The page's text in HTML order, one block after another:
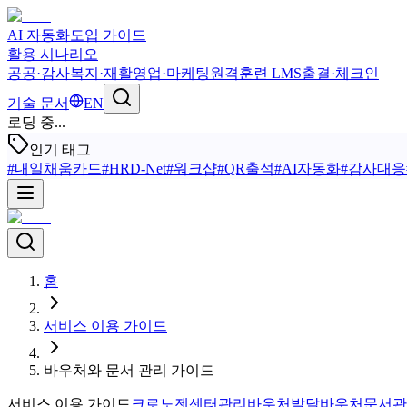
AI 자동화도입 가이드
활용 시나리오
공공·감사복지·재활영업·마케팅원격훈련 LMS출결·체크인
기술 문서
EN
로딩 중...
인기 태그
#내일채움카드#HRD-Net#워크샵#QR출석#AI자동화#감사대응
홈
서비스 이용 가이드
바우처와 문서 관리 가이드
서비스 이용 가이드 크로노젠 센터관리 바우처 발달바우처 문서관